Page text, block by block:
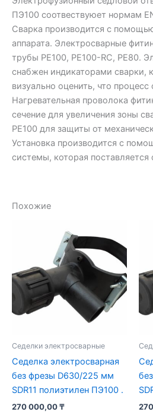
ПЭ100 соотвествуюет нормам
Сварка производится с
аппарата. Электросварные
трубы PE100, PE100-RC, PE80.
снабжен индикаторами сварки,
визуально оценить, что
Нагревательная проволока
сечение для увеличения зоны
PE100 для защиты от
Установка производится с
системы, которая поставляется
Похожие
Седелки электросварные
Седелка электросварная
без фрезы D630/225 мм
SDR11 полиэтилен ПЭ100 .
270 000,00₸